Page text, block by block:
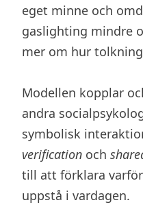
eget minne och
gaslighting mindre
mer om hur
Modellen kopplar
andra
symbolisk
verification och
till att förklara
uppstå i vardagen.